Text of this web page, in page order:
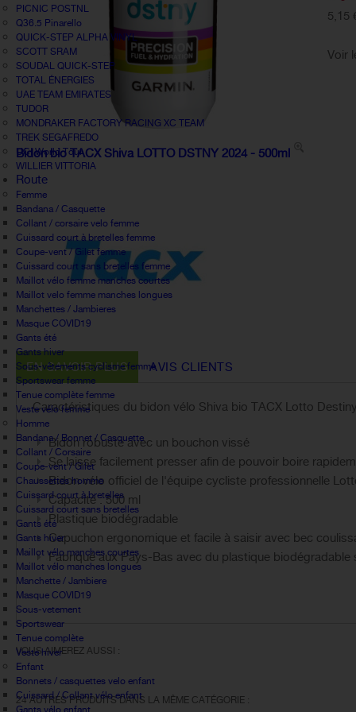
PICNIC POSTNL
Q36.5 Pinarello
QUICK-STEP ALPHA VINYL
SCOTT SRAM
SOUDAL QUICK-STEP
TOTAL ÉNERGIES
UAE TEAM EMIRATES
TUDOR
MONDRAKER FACTORY RACING XC TEAM
TREK SEGAFREDO
UCI World Tour
WILLIER VITTORIA
Route
Femme
Bandana / Casquette
Collant / corsaire velo femme
Cuissard court à bretelles femme
Coupe-vent / Gilet femme
Cuissard court sans bretelles femme
Maillot vélo femme manches courtes
Maillot velo femme manches longues
Manchettes / Jambieres
Masque COVID19
Gants été
Gants hiver
Sous-vêtements cyclisme femme
Sportswear femme
Tenue complète femme
Veste vélo femme
Homme
Bandana / Bonnet / Casquette
Collant / Corsaire
Coupe-vent / Gilet
Chaussettes homme
Cuissard court à bretelles
Cuissard court sans bretelles
Gants été
Gants hiver
Maillot vélo manches courtes
Maillot vélo manches longues
Manchette / Jambiere
Masque COVID19
Sous-vetement
Sportswear
Tenue complète
Veste hiver
Enfant
Bonnets / casquettes velo enfant
Cuissard / Collant vélo enfant
Gants vélo enfant
Bidon bio TACX Shiva LOTTO DSTNY 2024 - 500ml
5,15
Voir
EN SAVOIR PLUS AVIS CLIENTS
Caractéristiques du bidon vélo Shiva bio TACX Lotto
Bidon robuste avec un bouchon vissé
Se laisse facilement presser afin de pouvoir boire
Bidon vélo officiel de l'équipe cycliste professionnelle
Capacité : 500 ml
Plastique biodégradable
Capuchon ergonomique et facile à saisir avec bec
Fabriqué aux Pays-Bas avec du plastique biodégradable
VOUS AIMEREZ AUSSI :
24 AUTRES PRODUITS DANS LA MÊME CATÉGORIE :